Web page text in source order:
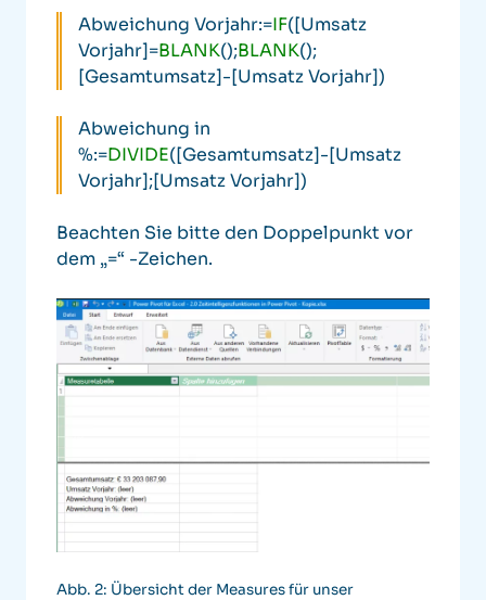
Abweichung Vorjahr:=IF([Umsatz
Vorjahr]=BLANK();BLANK();
[Gesamtumsatz]-[Umsatz Vorjahr])
Abweichung in
%:=DIVIDE([Gesamtumsatz]-[Umsatz
Vorjahr];[Umsatz Vorjahr])
Beachten Sie bitte den Doppelpunkt vor
dem „=“ -Zeichen.
Abb. 2: Übersicht der Measures für unser